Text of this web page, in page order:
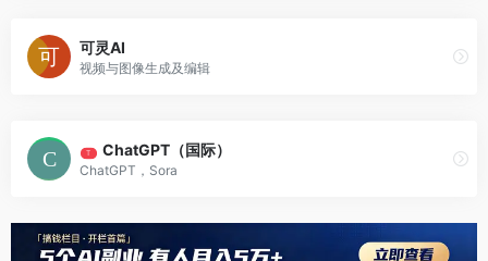
可灵AI
视频与图像生成及编辑
T ChatGPT（国际）
ChatGPT，Sora